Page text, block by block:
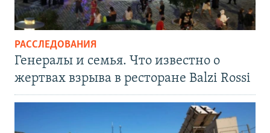
РАССЛЕДОВАНИЯ
Генералы и семья. Что известно о
жертвах взрыва в ресторане Balzi Rossi